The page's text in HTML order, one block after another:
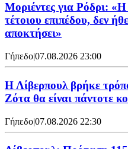
Μοριέντες για Ρόδρι: «Η
τέτοιου επιπέδου, δεν
αποκτήσει»
Γήπεδο|07.08.2026 23:00
Η Λίβερπουλ βρήκε
Ζότα θα είναι πάντοτε
Γήπεδο|07.08.2026 22:30